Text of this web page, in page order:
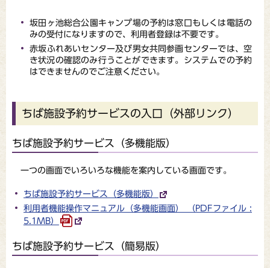
坂田ヶ池総合公園キャンプ場の予約は窓口もしくは電話の
みの受付になりますので、利用者登録は不要です。
赤坂ふれあいセンター及び男女共同参画センターでは、空
き状況の確認のみ行うことができます。システムでの予約
はできませんのでご注意ください。
ちば施設予約サービスの入口（外部リンク）
ちば施設予約サービス（多機能版）
一つの画面でいろいろな機能を案内している画面です。
ちば施設予約サービス（多機能版）
利用者機能操作マニュアル（多機能画面） （PDFファイル :
5.1MB）
ちば施設予約サービス（簡易版）